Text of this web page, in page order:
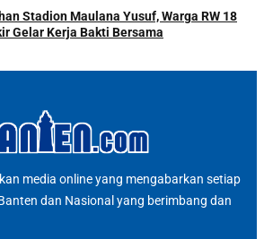
Stadion Maulana Yusuf, Warga RW 18
Gelar Kerja Bakti Bersama
media online yang mengabarkan setiap
dan Nasional yang berimbang dan